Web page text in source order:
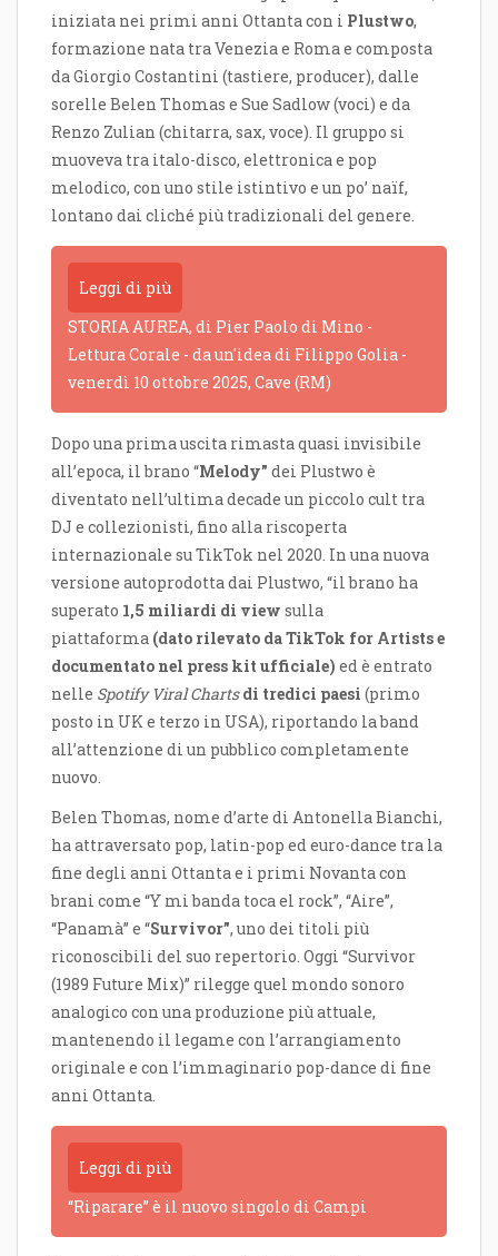
iniziata nei primi anni Ottanta con i Plustwo,
formazione nata tra Venezia e Roma e composta
da Giorgio Costantini (tastiere, producer), dalle
sorelle Belen Thomas e Sue Sadlow (voci) e da
Renzo Zulian (chitarra, sax, voce). Il gruppo si
muoveva tra italo-disco, elettronica e pop
melodico, con uno stile istintivo e un po’ naïf,
lontano dai cliché più tradizionali del genere.
Leggi di più
STORIA AUREA, di Pier Paolo di Mino -
Lettura Corale - da un'idea di Filippo Golia -
venerdì 10 ottobre 2025, Cave (RM)
Dopo una prima uscita rimasta quasi invisibile
all’epoca, il brano “Melody” dei Plustwo è
diventato nell’ultima decade un piccolo cult tra
DJ e collezionisti, fino alla riscoperta
internazionale su TikTok nel 2020. In una nuova
versione autoprodotta dai Plustwo, “il brano ha
superato 1,5 miliardi di view sulla
piattaforma (dato rilevato da TikTok for Artists e
documentato nel press kit ufficiale) ed è entrato
nelle Spotify Viral Charts di tredici paesi (primo
posto in UK e terzo in USA), riportando la band
all’attenzione di un pubblico completamente
nuovo.
Belen Thomas, nome d’arte di Antonella Bianchi,
ha attraversato pop, latin-pop ed euro-dance tra la
fine degli anni Ottanta e i primi Novanta con
brani come “Y mi banda toca el rock”, “Aire”,
“Panamà” e “Survivor”, uno dei titoli più
riconoscibili del suo repertorio. Oggi “Survivor
(1989 Future Mix)” rilegge quel mondo sonoro
analogico con una produzione più attuale,
mantenendo il legame con l’arrangiamento
originale e con l’immaginario pop-dance di fine
anni Ottanta.
Leggi di più
“Riparare” è il nuovo singolo di Campi